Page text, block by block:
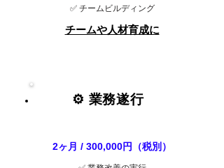
✅ チームビルディング
チームや人材育成に
2ヶ月 / 300,000円（税別）
⚙️ 業務遂行